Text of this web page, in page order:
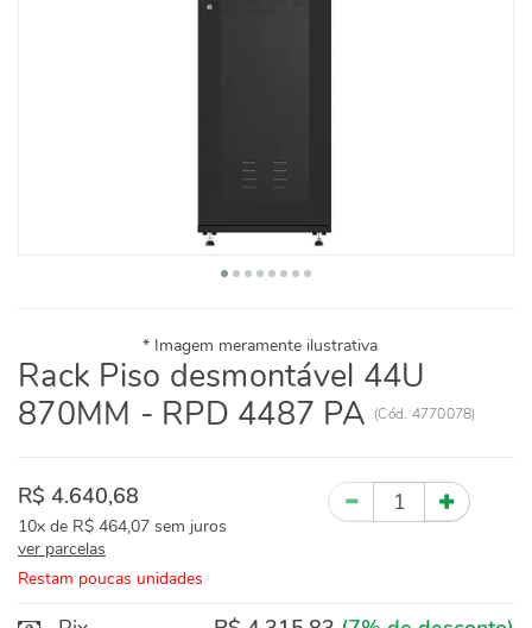
Rack Piso desmontável 44U
870MM - RPD 4487 PA (Cód. 4770078)
R$ 4.640,68
10x de R$ 464,07 sem juros
ver parcelas
Restam poucas unidades
Quantidade